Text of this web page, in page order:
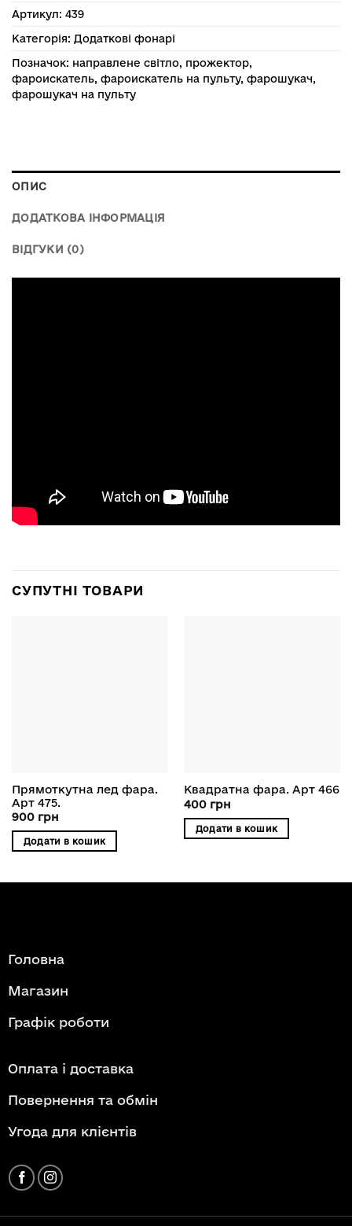
Артикул: 439
Категорія: Додаткові фонарі
Позначок: направлене світло, прожектор,
фароискатель, фароискатель на пульту, фарошукач,
фарошукач на пульту
ОПИС
ДОДАТКОВА ІНФОРМАЦІЯ
ВІДГУКИ (0)
СУПУТНІ ТОВАРИ
Прямоткутна лед фара.
Арт 475.
900 грн
Додати в кошик
Квадратна фара. Арт 466
400 грн
Додати в кошик
Головна
Магазин
Графік роботи
Оплата і доставка
Повернення та обмін
Угода для клієнтів